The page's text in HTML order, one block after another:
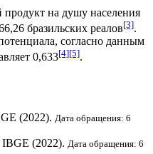
на душу населения
бразильских реалов[3].
, согласно данным
0,633[4][5].
(2022). Дата обращения: 6
IBGE (2022). Дата обращения: 6